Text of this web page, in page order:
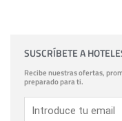
SUSCRÍBETE A
Recibe nuestras ofertas,
preparado para ti.